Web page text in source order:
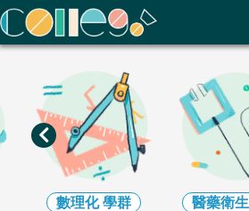
ColleGo! 大學選才與高中育才輔助系統
數理化學群 醫藥衛生